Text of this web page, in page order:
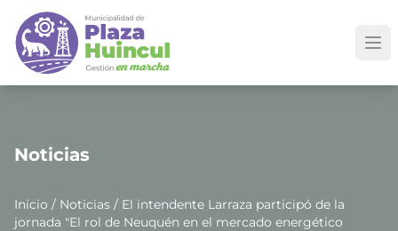
Noticias
Inicio / Noticias / El intendente Larraza participó de la
jornada "El rol de Neuquén en el mercado energético